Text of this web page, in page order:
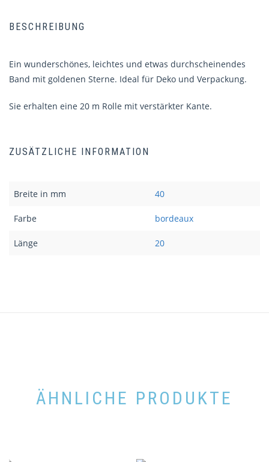
BESCHREIBUNG
Ein wunderschönes, leichtes und etwas durchscheinendes
Band mit goldenen Sterne. Ideal für Deko und Verpackung.
Sie erhalten eine 20 m Rolle mit verstärkter Kante.
ZUSÄTZLICHE INFORMATION
Breite in mm 40
Farbe bordeaux
Länge 20
ÄHNLICHE PRODUKTE